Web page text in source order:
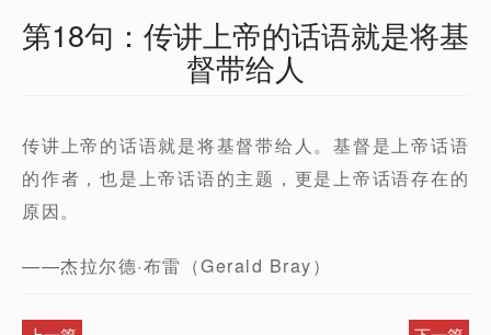
第18句：传讲上帝的话语就是将基
督带给人
传讲上帝的话语就是将基督带给人。基督是上帝话语
的作者，也是上帝话语的主题，更是上帝话语存在的
原因。
——杰拉尔德·布雷（Gerald Bray）